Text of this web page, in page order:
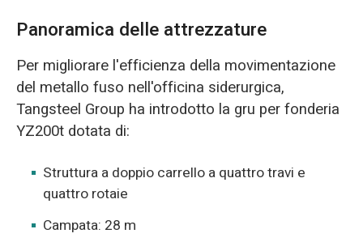
Panoramica delle attrezzature
Per migliorare l'efficienza della movimentazione
del metallo fuso nell'officina siderurgica,
Tangsteel Group ha introdotto la gru per fonderia
YZ200t dotata di:
Struttura a doppio carrello a quattro travi e
quattro rotaie
Campata: 28 m